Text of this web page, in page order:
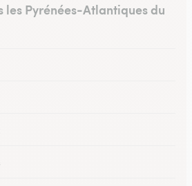
les Pyrénées-Atlantiques du